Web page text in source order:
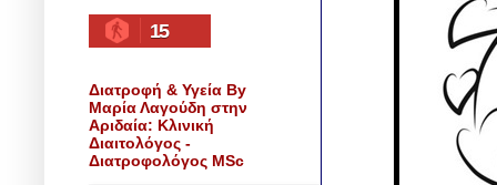
15
Διατροφή & Υγεία By
Μαρία Λαγούδη στην
Αριδαία: Κλινική
Διαιτολόγος -
Διατροφολόγος MSc